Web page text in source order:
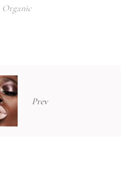
Organic
Prev